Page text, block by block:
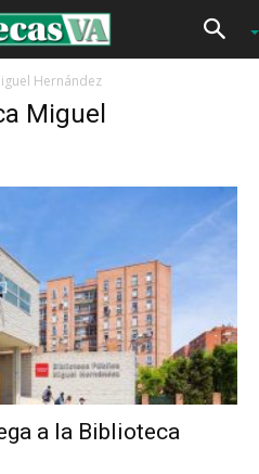
Hernández
Miguel
a la Biblioteca